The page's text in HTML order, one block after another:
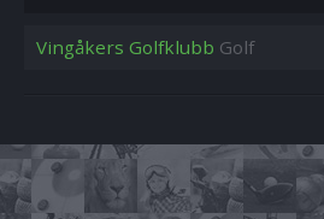
Vingåkers Golfklubb Golf